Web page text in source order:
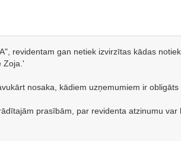
revidentam gan netiek izvirzītas kādas
Zoja.'
nosaka, kādiem uzņemumiem ir obligāts
prasībām, par revidenta atzinumu var